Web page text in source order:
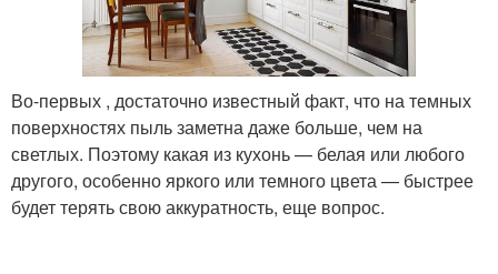
Во-первых , достаточно известный факт, что на темных
поверхностях пыль заметна даже больше, чем на
светлых. Поэтому какая из кухонь — белая или любого
другого, особенно яркого или темного цвета — быстрее
будет терять свою аккуратность, еще вопрос.